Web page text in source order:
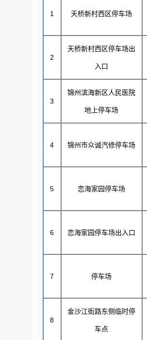
1 天桥新村西区停车场
2
天桥新村西区停车场出
入口
3
锦州滨海新区人民医院
地上停车场
4 锦州市众诚汽修停车场
5 恋海家园停车场
6 恋海家园停车场出入口
7 停车场
8
金沙江街路东侧临时停
车点